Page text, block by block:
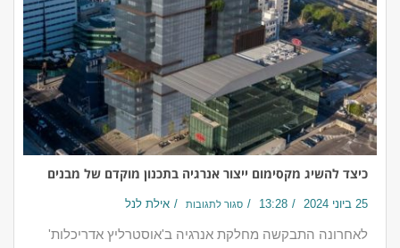
כיצד להשיג מקסימום ייצור אנרגיה בתכנון מוקדם של מבנים
25 ביוני 2024 13:28 סגור לתגובות אילת לנל
לאחרונה התבקשה מחלקת אנרגיה ב'אוסטרליץ אדריכלות'